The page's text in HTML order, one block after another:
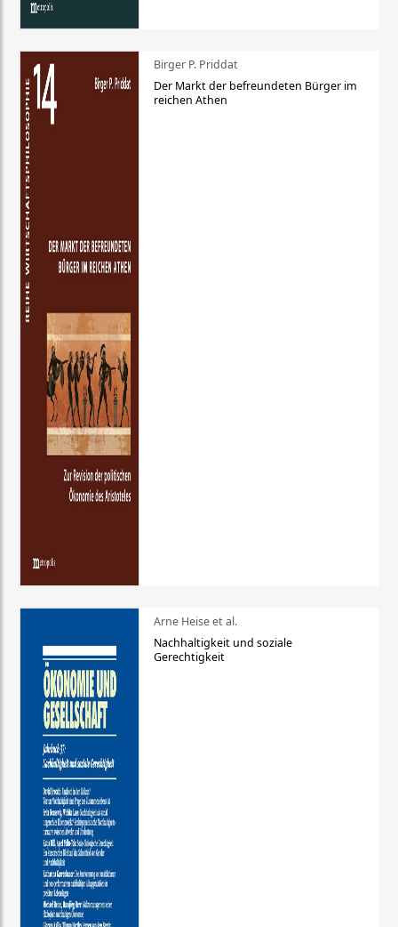
Birger P. Priddat
Der Markt der befreundeten Bürger im
reichen Athen
Arne Heise et al.
Nachhaltigkeit und soziale
Gerechtigkeit